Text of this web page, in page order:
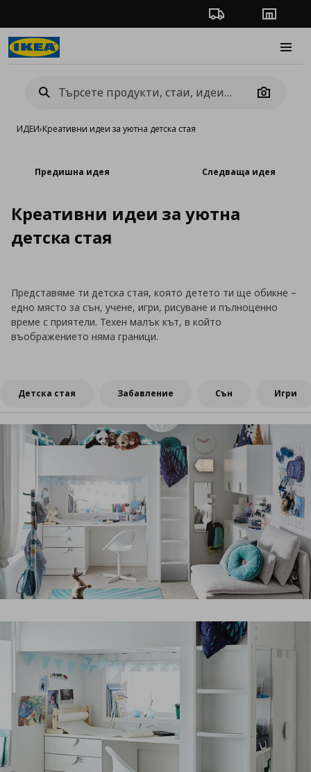
Проследяване на
Camera
ИДЕИ›Креативни идеи за уютна детска стая
Предишна идея Следваща идея
Креативни идеи за уютна
детска стая
Представяме ти детска стая, която детето ти ще обикне –
едно място за сън, учене, игри, рисуване и пълноценно
време с приятели. Техен малък кът, в който
въображението няма граници.
Детска стая Забавление Сън Игри